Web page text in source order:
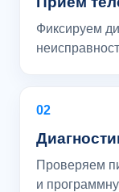
Фиксируем
02
Проверяем
и